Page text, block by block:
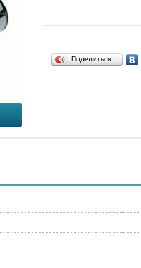
Поделиться…